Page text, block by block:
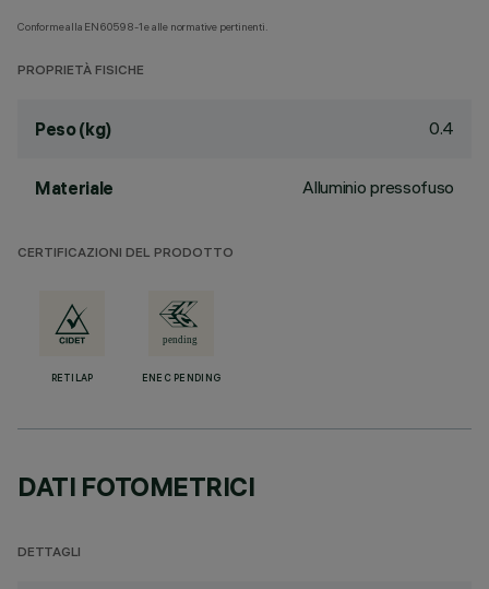
Conforme alla EN60598-1 e alle normative pertinenti.
PROPRIETÀ FISICHE
Peso (kg) 0.4
Materiale Alluminio pressofuso
CERTIFICAZIONI DEL PRODOTTO
RETILAP ENEC PENDING
DATI FOTOMETRICI
DETTAGLI